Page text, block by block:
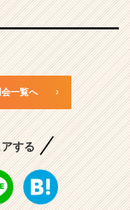
一覧へ
する